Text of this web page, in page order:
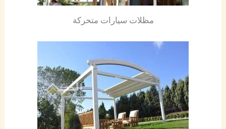
مظلات سيارات متحركة